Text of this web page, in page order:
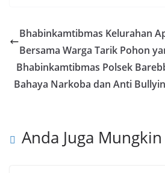
Bhabinkamtibmas Kelurahan
Bersama Warga Tarik Pohon
Bhabinkamtibmas Polsek
Bahaya Narkoba dan Anti
Anda Juga